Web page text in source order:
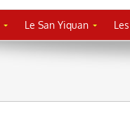
Le San Yiquan